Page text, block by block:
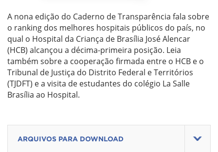
A nona edição do Caderno de Transparência fala sobre
o ranking dos melhores hospitais públicos do país, no
qual o Hospital da Criança de Brasília José Alencar
(HCB) alcançou a décima-primeira posição. Leia
também sobre a cooperação firmada entre o HCB e o
Tribunal de Justiça do Distrito Federal e Territórios
(TJDFT) e a visita de estudantes do colégio La Salle
Brasília ao Hospital.
ARQUIVOS PARA DOWNLOAD